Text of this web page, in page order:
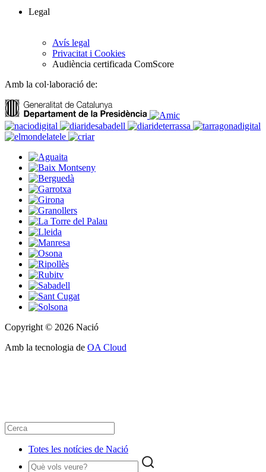
Legal
Avís legal
Privacitat i Cookies
Audiència certificada ComScore
Amb la col·laboració de:
Copyright © 2026 Nació
Amb la tecnologia de OA Cloud
Totes les notícies de Nació